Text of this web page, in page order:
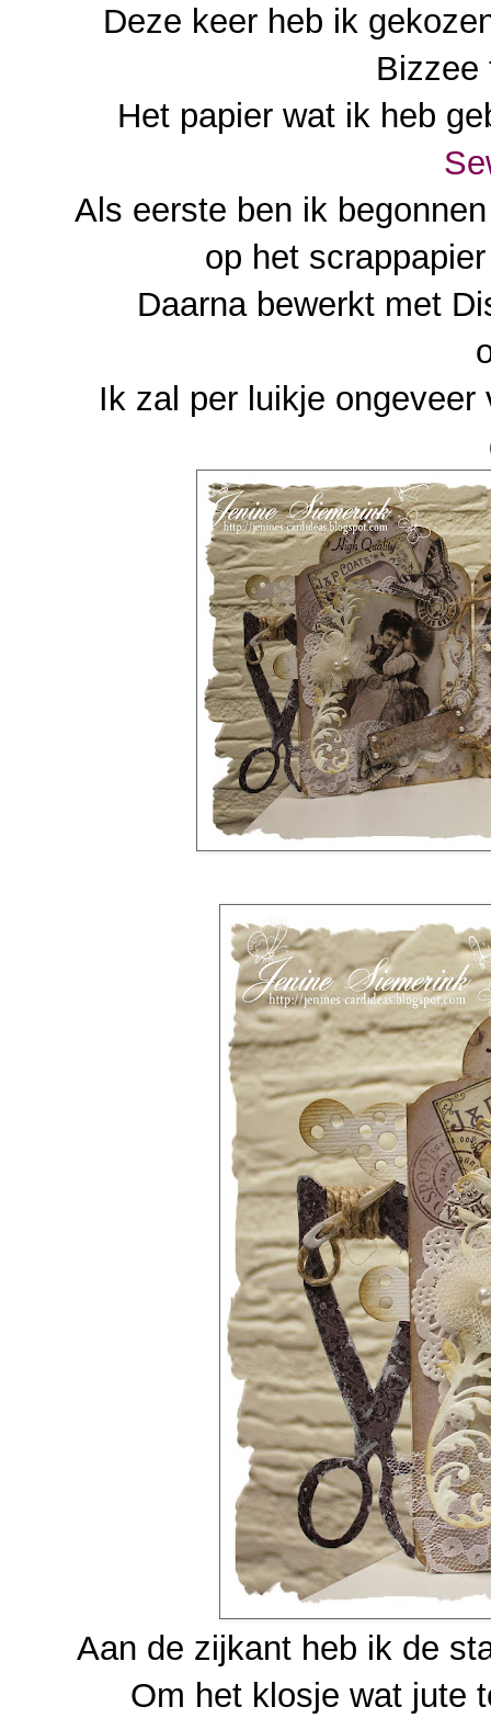
Deze keer heb ik
Bizzee
Het papier wat ik heb
Als eerste ben ik
op het
Daarna bewerkt met
Ik zal per luikje
Aan de zijkant heb ik de
Om het klosje wat jute